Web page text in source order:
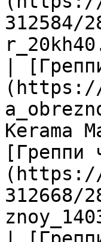
312584/
|
(https://
Kerama
[Греппи
(https://
312668/